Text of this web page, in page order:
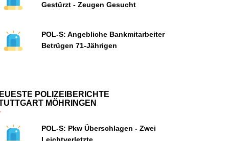
Gestürzt - Zeugen Gesucht
POL-S: Angebliche Bankmitarbeiter
Betrügen 71-Jährigen
POLIZEIBERICHTE
MÖHRINGEN
POL-S: Pkw Überschlagen - Zwei